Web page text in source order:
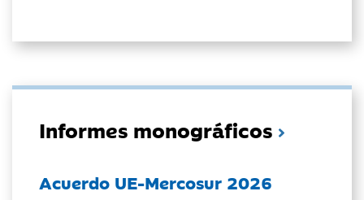
Informes monográficos
Acuerdo UE-Mercosur 2026